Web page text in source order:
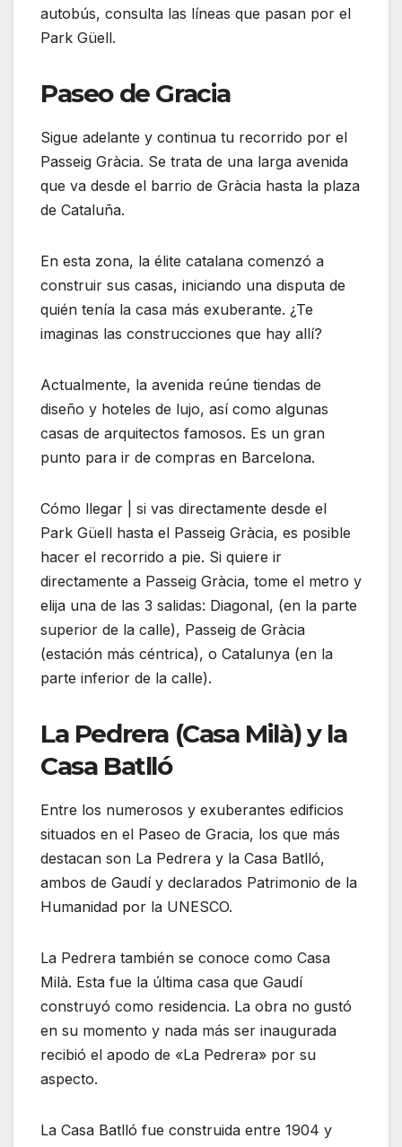
autobús, consulta las líneas que pasan por el
Park Güell.
Paseo de Gracia
Sigue adelante y continua tu recorrido por el
Passeig Gràcia. Se trata de una larga avenida
que va desde el barrio de Gràcia hasta la plaza
de Cataluña.
En esta zona, la élite catalana comenzó a
construir sus casas, iniciando una disputa de
quién tenía la casa más exuberante. ¿Te
imaginas las construcciones que hay allí?
Actualmente, la avenida reúne tiendas de
diseño y hoteles de lujo, así como algunas
casas de arquitectos famosos. Es un gran
punto para ir de compras en Barcelona.
Cómo llegar | si vas directamente desde el
Park Güell hasta el Passeig Gràcia, es posible
hacer el recorrido a pie. Si quiere ir
directamente a Passeig Gràcia, tome el metro y
elija una de las 3 salidas: Diagonal, (en la parte
superior de la calle), Passeig de Gràcia
(estación más céntrica), o Catalunya (en la
parte inferior de la calle).
La Pedrera (Casa Milà) y la
Casa Batlló
Entre los numerosos y exuberantes edificios
situados en el Paseo de Gracia, los que más
destacan son La Pedrera y la Casa Batlló,
ambos de Gaudí y declarados Patrimonio de la
Humanidad por la UNESCO.
La Pedrera también se conoce como Casa
Milà. Esta fue la última casa que Gaudí
construyó como residencia. La obra no gustó
en su momento y nada más ser inaugurada
recibió el apodo de «La Pedrera» por su
aspecto.
La Casa Batlló fue construida entre 1904 y